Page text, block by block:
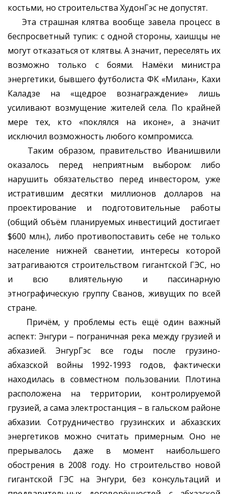
костьми, но строительства ХудонГэс не допустят.
Эта страшная клятва вообще завела процесс в
беспросветный тупик: с одной стороны, хаишцы не
могут отказаться от клятвы. А значит, переселять их
возможно только с боями. Намёки министра
энергетики, бывшего футболиста ФК «Милан», Кахи
Каладзе на «щедрое вознаграждение» лишь
усиливают возмущение жителей села. По крайней
мере тех, кто «поклялся на иконе», а значит
исключил возможность любого компромисса.
Таким образом, правительство Иванишвили
оказалось перед неприятным выбором: либо
нарушить обязательство перед инвестором, уже
истратившим десятки миллионов долларов на
проектирование и подготовительные работы
(общий объём планируемых инвестиций достигает
$600 млн.), либо противопоставить себе не только
население нижней сванетии, интересы которой
затрагиваются строительством гигантской ГЭС, но
и всю влиятельную и пассинарную
этнографическую группу Сванов, живущих по всей
стране.
Причём, у проблемы есть ещё один важный
аспект: Энгури – пограничная река между грузией и
абхазией. ЭнгурГэс все годы после грузино-
абхазской войны 1992-1993 годов, фактически
находилась в совместном пользовании. Плотина
расположена на территории, контролируемой
грузией, а сама электростанция – в гальском районе
абхазии. Сотрудничество грузинских и абхазских
энергетиков можно считать примерным. Оно не
прерывалось даже в момент наибольшего
обострения в 2008 году. Но строительство новой
гигантской ГЭС на Энгури, без консультаций и